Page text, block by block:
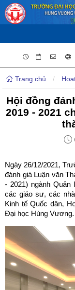
Trang chủ /
Hội đồng
2019 - 2021
Ngày 26/12/2021,
đánh giá Luận văn
- 2021) ngành
các giáo sư, các
Kinh tế Quốc dân,
Đại học Hùng Vương.